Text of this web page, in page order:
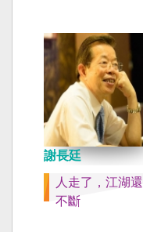
謝長廷
人走了，江湖還
不斷